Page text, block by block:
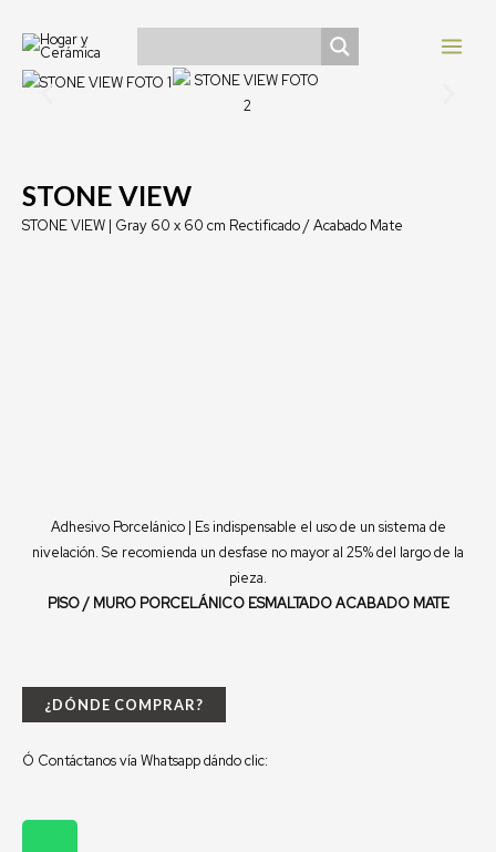
contenido
STONE VIEW
STONE VIEW | Gray 60 x 60 cm Rectificado / Acabado Mate
Adhesivo Porcelánico | Es indispensable el uso de un sistema de
nivelación. Se recomienda un desfase no mayor al 25% del largo de la
pieza.
PISO / MURO PORCELÁNICO ESMALTADO ACABADO MATE
¿DÓNDE COMPRAR?
Ó Contáctanos vía Whatsapp dándo clic:
W
de
entradas